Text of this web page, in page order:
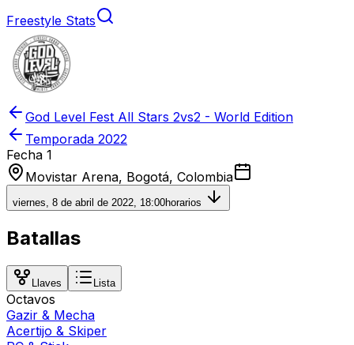
Freestyle Stats
God Level Fest All Stars 2vs2 - World Edition
Temporada 2022
Fecha 1
Movistar Arena, Bogotá, Colombia
viernes, 8 de abril de 2022, 18:00horarios
Batallas
Llaves Lista
Octavos
Gazir & Mecha
Acertijo & Skiper